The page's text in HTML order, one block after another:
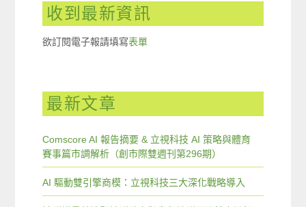
收到最新資訊
欲訂閱電子報請填寫表單
最新文章
Comscore AI 報告摘要 & 立視科技 AI 策略與體育
賽事篇市調解析（創市際雙週刊第296期）
AI 驅動雙引擎商模：立視科技三大深化戰略導入